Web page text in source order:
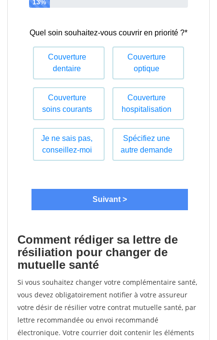
Comment rédiger sa lettre de
résiliation pour changer de
mutuelle santé
Si vous souhaitez changer votre complémentaire santé,
vous devez obligatoirement notifier à votre assureur
votre désir de résilier votre contrat mutuelle santé, par
lettre recommandée ou envoi recommandé
électronique. Votre courrier doit contenir les éléments